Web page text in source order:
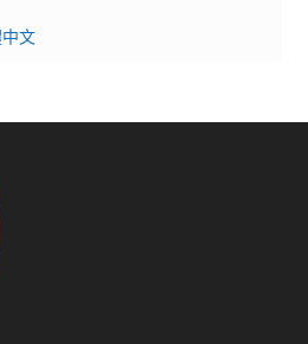
文